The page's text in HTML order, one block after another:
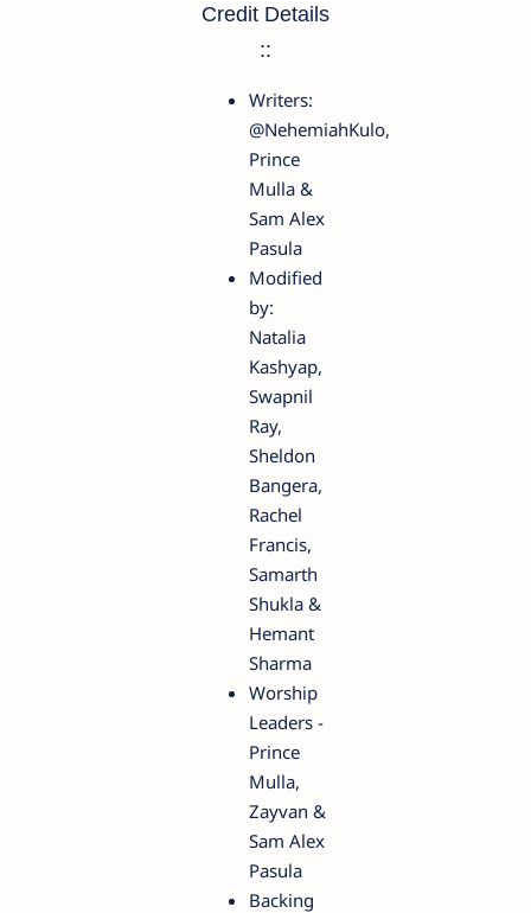
Credit Details
::
Writers:
‪@NehemiahKulo‬,
Prince
Mulla &
Sam Alex
Pasula
Modified
by:
Natalia
Kashyap,
Swapnil
Ray,
Sheldon
Bangera,
Rachel
Francis,
Samarth
Shukla &
Hemant
Sharma
Worship
Leaders -
Prince
Mulla,
Zayvan &
Sam Alex
Pasula
Backing